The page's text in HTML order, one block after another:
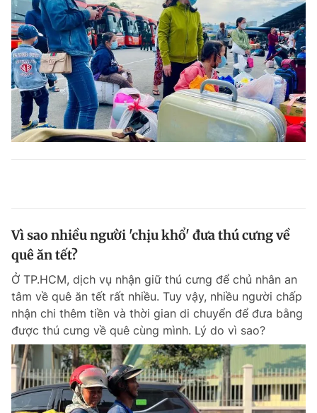
Vì sao nhiều người 'chịu khổ' đưa thú cưng về
quê ăn tết?
Ở TP.HCM, dịch vụ nhận giữ thú cưng để chủ nhân an
tâm về quê ăn tết rất nhiều. Tuy vậy, nhiều người chấp
nhận chi thêm tiền và thời gian di chuyển để đưa bằng
được thú cưng về quê cùng mình. Lý do vì sao?